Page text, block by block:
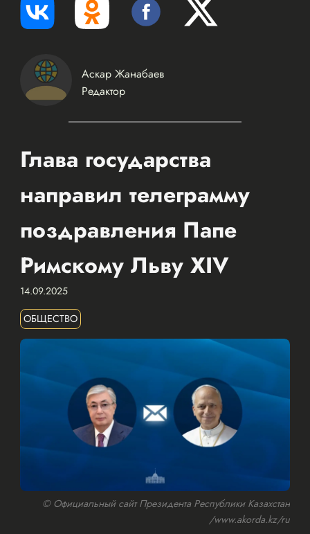
Аскар Жанабаев
Редактор
Глава государства
направил телеграмму
поздравления Папе
Римскому Льву XIV
14.09.2025
ОБЩЕСТВО
© Официальный сайт Президента Республики Казахстан
/www.akorda.kz/ru